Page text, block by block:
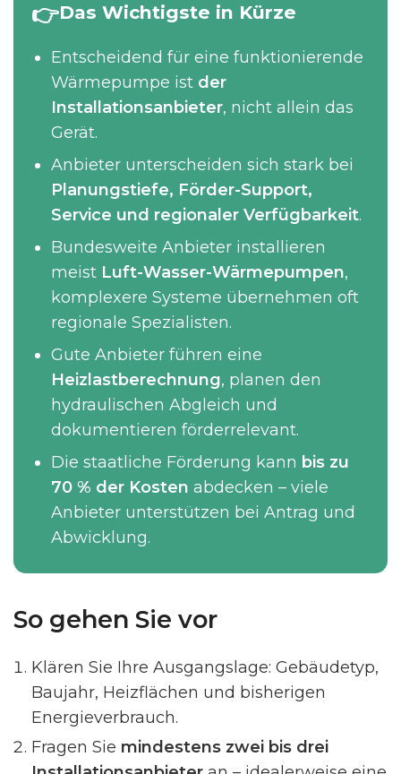
Das Wichtigste in Kürze
Entscheidend für eine funktionierende
Wärmepumpe ist der
Installationsanbieter, nicht allein das
Gerät.
Anbieter unterscheiden sich stark bei
Planungstiefe, Förder-Support,
Service und regionaler Verfügbarkeit.
Bundesweite Anbieter installieren
meist Luft-Wasser-Wärmepumpen,
komplexere Systeme übernehmen oft
regionale Spezialisten.
Gute Anbieter führen eine
Heizlastberechnung, planen den
hydraulischen Abgleich und
dokumentieren förderrelevant.
Die staatliche Förderung kann bis zu
70 % der Kosten abdecken – viele
Anbieter unterstützen bei Antrag und
Abwicklung.
So gehen Sie vor
Klären Sie Ihre Ausgangslage: Gebäudetyp,
Baujahr, Heizflächen und bisherigen
Energieverbrauch.
Fragen Sie mindestens zwei bis drei